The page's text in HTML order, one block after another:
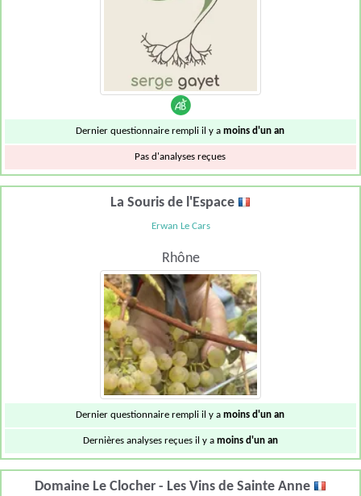
Dernier questionnaire rempli il y amoins d'un an
Pas d'analyses reçues
La Souris de l'Espace
Erwan Le Cars
Rhône
Dernier questionnaire rempli il y amoins d'un an
Dernières analyses reçues il y a moins d'un an
Domaine Le Clocher - Les Vins de Sainte Anne